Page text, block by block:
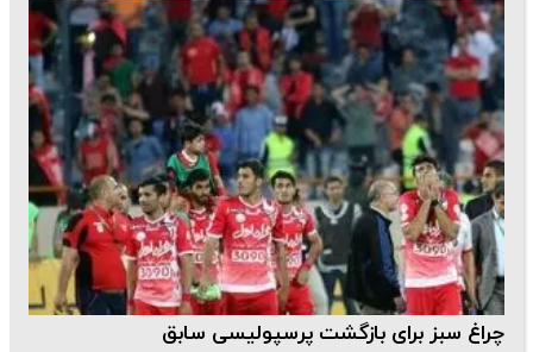
چراغ سبز برای بازگشت پرسپولیسی سابق